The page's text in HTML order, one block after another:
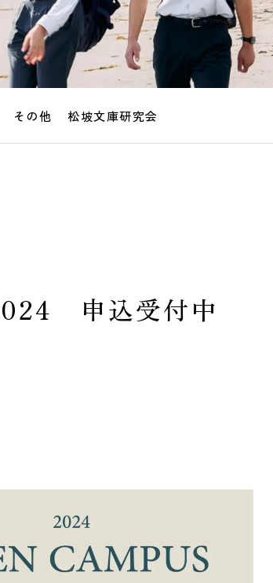
その他 松坡文庫研究会
申込受付中